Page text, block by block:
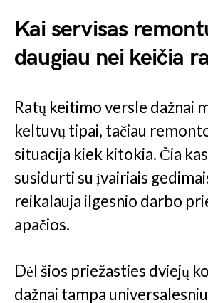
Kai servisas
daugiau nei keičia
Ratų keitimo versle dažnai
keltuvų tipai, tačiau
situacija kiek kitokia. Čia
susidurti su įvairiais
reikalauja ilgesnio darbo
apačios.
Dėl šios priežasties dviejų
dažnai tampa